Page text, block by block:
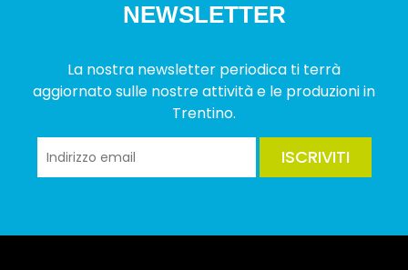
NEWSLETTER
La nostra newsletter periodica ti terrà
aggiornato sulle nostre attività e le produzioni in
Trentino.
ISCRIVITI